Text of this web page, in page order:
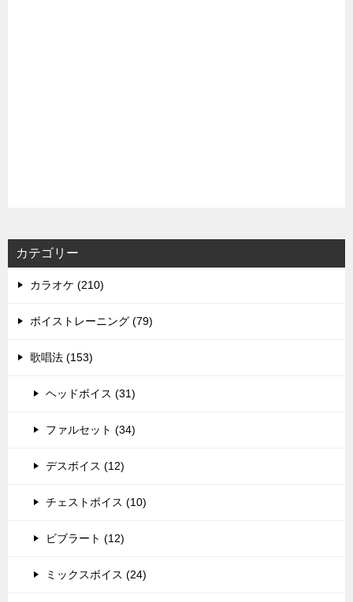
カテゴリー
カラオケ (210)
ボイストレーニング (79)
歌唱法 (153)
ヘッドボイス (31)
ファルセット (34)
デスボイス (12)
チェストボイス (10)
ビブラート (12)
ミックスボイス (24)